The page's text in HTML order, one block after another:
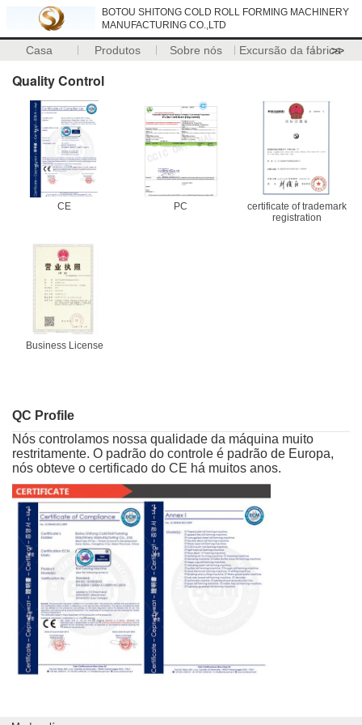
BOTOU SHITONG COLD ROLL FORMING MACHINERY
MANUFACTURING CO.,LTD
Casa Produtos Sobre nós Excursão da fábrica
>>
Quality Control
CE PC
certificate of trademark
registration
Business License
QC Profile
Nós controlamos nossa qualidade da máquina muito
restritamente. O padrão do controle é padrão de Europa,
nós obteve o certificado do CE há muitos anos.